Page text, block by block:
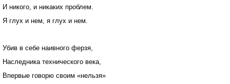
И никого, и никаких проблем.
Я глух и нем, я глух и нем.
Убив в себе наивного ферзя,
Наследника технического века,
Впервые говорю своим «нельзя»